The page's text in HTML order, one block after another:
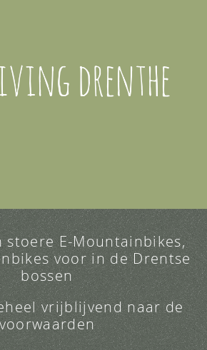
stoere E-Mountainbikes,
voor in de Drentse
bossen
vrijblijvend naar de